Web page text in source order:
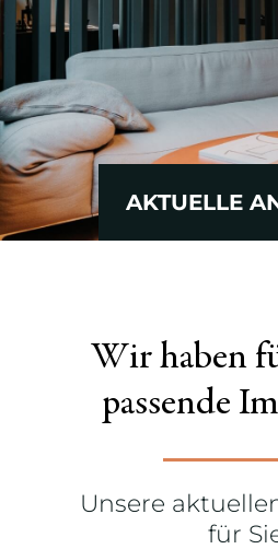
AKTUELLE
Wir haben
passende
Unsere
für